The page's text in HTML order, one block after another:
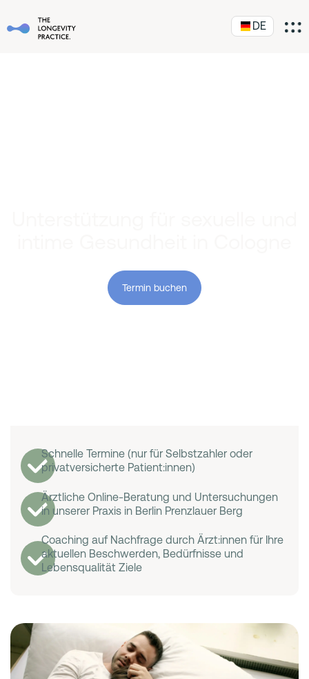
DE
Termin buchen
Schnelle Termine (nur für Selbstzahler oder
privatversicherte Patient:innen)
Ärztliche Online-Beratung und Untersuchungen
in unserer Praxis in Berlin Prenzlauer Berg
Coaching auf Nachfrage durch Ärzt:innen für Ihre
aktuellen Beschwerden, Bedürfnisse und
Lebensqualität Ziele